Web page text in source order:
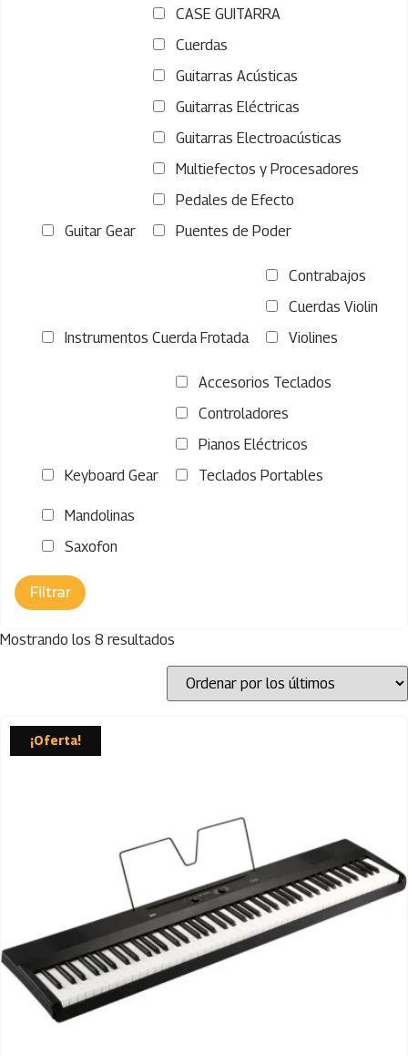
Guitar Gear
CASE GUITARRA
Cuerdas
Guitarras Acústicas
Guitarras Eléctricas
Guitarras Electroacústicas
Multiefectos y Procesadores
Pedales de Efecto
Puentes de Poder
Instrumentos Cuerda Frotada
Contrabajos
Cuerdas Violin
Violines
Keyboard Gear
Accesorios Teclados
Controladores
Pianos Eléctricos
Teclados Portables
Mandolinas
Saxofon
Mostrando los 8 resultados
¡Oferta!